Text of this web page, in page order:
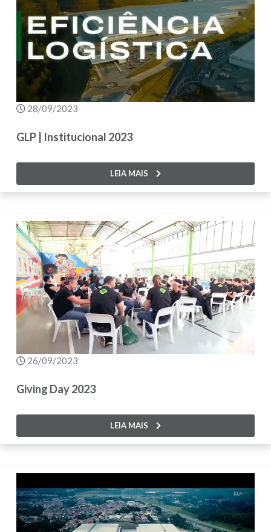
28/09/2023
GLP | Institucional 2023
LEIA MAIS
26/09/2023
Giving Day 2023
LEIA MAIS